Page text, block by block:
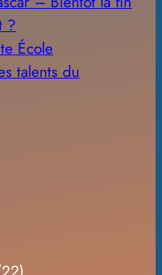
?
École
talents du